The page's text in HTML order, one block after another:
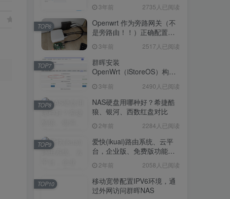
3年前 2735人已阅读
Openwrt 作为旁路网关（不
是旁路由！！）正确配置方
法，性能测试 —— 破解迷思
3年前 2517人已阅读
TOP6
群晖安装
OpenWrt（iStoreOS）构建
3年前 2490人已阅读
TOP7
NAS硬盘用哪种好？希捷酷
狼、银河、西数红盘对比
2年前 2284人已阅读
TOP8
爱快(ikuai)路由系统、云平
台，企业版、免费版功能对
2年前 2058人已阅读
TOP9
移动宽带配置IPV6环境，通
过外网访问群晖NAS
TOP10
换新网络后，群辉NAS如何
手动更换为新静态IP
3年前 2735人已阅读
Openwrt 作为旁路网关（不
是旁路由！！）正确配置方
法，性能测试 —— 破解迷思
3年前 2517人已阅读
群晖安装
OpenWrt（iStoreOS）构建
旁路由配置
3年前 2490人已阅读
NAS硬盘用哪种好？希捷酷
狼、银河、西数红盘对比
2年前 2284人已阅读
爱快(ikuai)路由系统、云平
台，企业版、免费版功能对
比2年前 2058人已阅读